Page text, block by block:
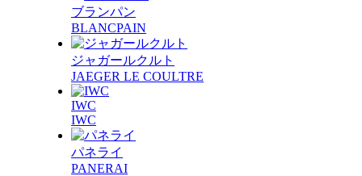
ブランパン
BLANCPAIN
ジャガールクルト
JAEGER LE COULTRE
IWC
IWC
パネライ
PANERAI